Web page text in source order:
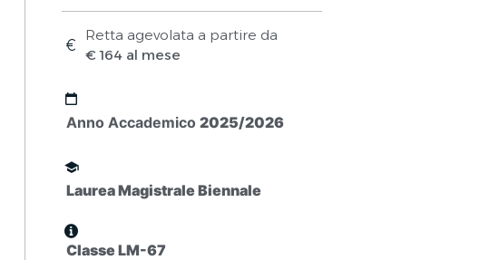
Retta agevolata a partire da
€ 164 al mese
Anno Accademico2025/2026
Laurea Magistrale Biennale
Classe LM-67